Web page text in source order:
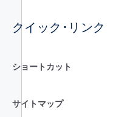
クイック･リンク
ショートカット
サイトマップ